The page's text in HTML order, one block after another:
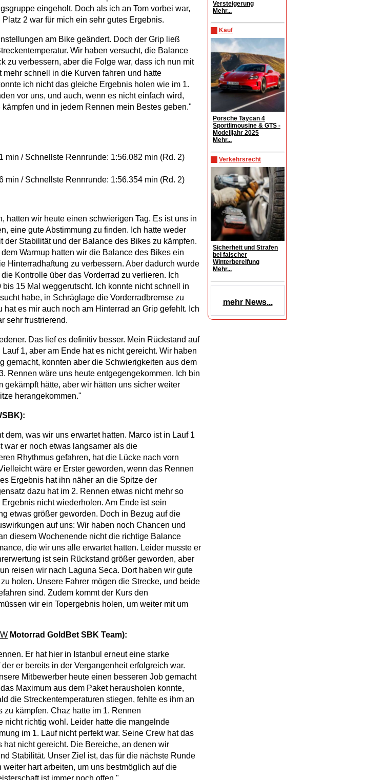
Versteigerung
Mehr...
Kauf
Porsche Taycan 4
Sportlimousine & GTS -
Modelljahr 2025
Mehr...
Verkehrsrecht
Sicherheit und Strafen
bei falscher
Winterbereifung
Mehr...
mehr News...
eingeholt. Doch als ich an Tom vorbei war,
2 war für mich ein sehr gutes Ergebnis.
am Bike geändert. Doch der Grip ließ
Wir haben versucht, die Balance
zu verbessern, aber die Folge war, dass ich nun mit
schnell in die Kurven fahren und hatte
ich nicht das gleiche Ergebnis holen wie im 1.
vor uns, und auch, wenn es nicht einfach wird,
und in jedem Rennen mein Bestes geben."
min / Schnellste Rennrunde: 1:56.082 min (Rd. 2)
min / Schnellste Rennrunde: 1:56.354 min (Rd. 2)
hatten wir heute einen schwierigen Tag. Es ist uns in
eine gute Abstimmung zu finden. Ich hatte weder
der Stabilität und der Balance des Bikes zu kämpfen.
Warmup hatten wir die Balance des Bikes ein
Hinterradhaftung zu verbessern. Aber dadurch wurde
Kontrolle über das Vorderrad zu verlieren. Ich
15 Mal weggerutscht. Ich konnte nicht schnell in
habe, in Schräglage die Vorderradbremse zu
es mir auch noch am Hinterrad an Grip gefehlt. Ich
sehr frustrierend.
Das lief es definitiv besser. Mein Rückstand auf
1, aber am Ende hat es nicht gereicht. Wir haben
gemacht, konnten aber die Schwierigkeiten aus dem
Rennen wäre uns heute entgegengekommen. Ich bin
gekämpft hätte, aber wir hätten uns sicher weiter
herangekommen."
was wir uns erwartet hatten. Marco ist in Lauf 1
war er noch etwas langsamer als die
Rhythmus gefahren, hat die Lücke nach vorn
wäre er Erster geworden, wenn das Rennen
Ergebnis hat ihn näher an die Spitze der
dazu hat im 2. Rennen etwas nicht mehr so
nicht wiederholen. Am Ende ist sein
etwas größer geworden. Doch in Bezug auf die
auf uns: Wir haben noch Chancen und
diesem Wochenende nicht die richtige Balance
die wir uns alle erwartet hatten. Leider musste er
ist sein Rückstand größer geworden, aber
reisen wir nach Laguna Seca. Dort haben wir gute
holen. Unsere Fahrer mögen die Strecke, und beide
sind. Zudem kommt der Kurs den
wir ein Topergebnis holen, um weiter mit um
Motorrad GoldBet SBK Team):
Er hat hier in Istanbul erneut eine starke
er bereits in der Vergangenheit erfolgreich war.
Mitbewerber heute einen besseren Job gemacht
Maximum aus dem Paket herausholen konnte,
die Streckentemperaturen stiegen, fehlte es ihm an
kämpfen. Chaz hatte im 1. Rennen
nicht richtig wohl. Leider hatte die mangelnde
im 1. Lauf nicht perfekt war. Seine Crew hat das
nicht gereicht. Die Bereiche, an denen wir
Stabilität. Unser Ziel ist, das für die nächste Runde
hart arbeiten, um uns bestmöglich auf die